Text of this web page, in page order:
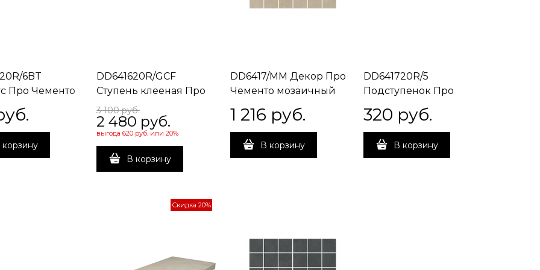
6BT
Про Чементо
DD641620R/GCF
Ступень клееная Про
Чементо серый
матовый 33x60x0,9
3 100 руб.
2 480 руб.
выгода620 руб. или20%
В корзину
DD6417/MM Декор Про
Чементо мозаичный
бежевый матовый
30x30x0,9
1 216 руб.
В корзину
DD641720R/5
Подступенок Про
Чементо бежевый
матовый 60x10,7x0,9
320 руб.
В корзину
Скидка 20%